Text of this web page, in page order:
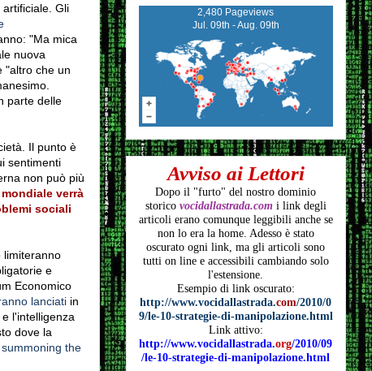
Gli
"Ma mica
nuova
"altro che un
parte delle
Il punto è
sentimenti
non può più
verrà
sociali
limiteranno
e
Economico
lanciatiin
l'intelligenza
dove la
the
2,480 Pageviews
Jul. 09th - Aug. 09th
Avviso ai Lettori
Dopo il "furto" del nostro dominio
storico vocidallastrada.comi link degli
articoli erano comunque leggibili anche se
non lo era la home. Adesso è stato
oscurato ogni link, ma gli articoli sono
tutti on line e accessibili cambiando solo
l'estensione.
Esempio di link oscurato:
http://www.vocidallastrada.com/2010/0
9/le-10-strategie-di-manipolazione.html
Link attivo:
http://www.vocidallastrada.org/2010/09
/le-10-strategie-di-manipolazione.html